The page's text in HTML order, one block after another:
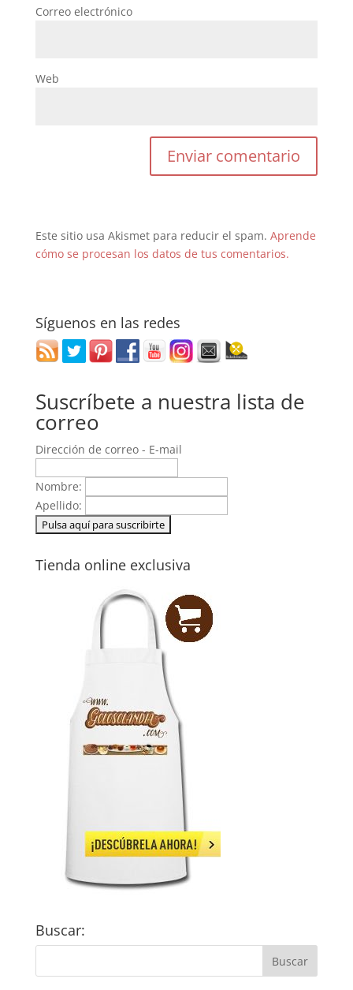
Correo electrónico
Web
Este sitio usa Akismet para reducir el spam. Aprende
cómo se procesan los datos de tus comentarios.
Síguenos en las redes
Suscríbete a nuestra lista de
correo
Dirección de correo - E-mail
Nombre:
Apellido:
Tienda online exclusiva
Buscar: